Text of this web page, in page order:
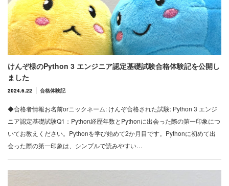
けんぞ様のPython 3 エンジニア認定基礎試験合格体験記を公開し
ました
2024.6.22 合格体験記
◆合格者情報お名前orニックネーム: けんぞ合格された試験: Python 3 エンジ
ニア認定基礎試験Q1：Python経歴年数とPythonに出会った際の第一印象につ
いてお教えください。Pythonを学び始めて2か月目です。Pythonに初めて出
会った際の第一印象は、シンプルで読みやすい…